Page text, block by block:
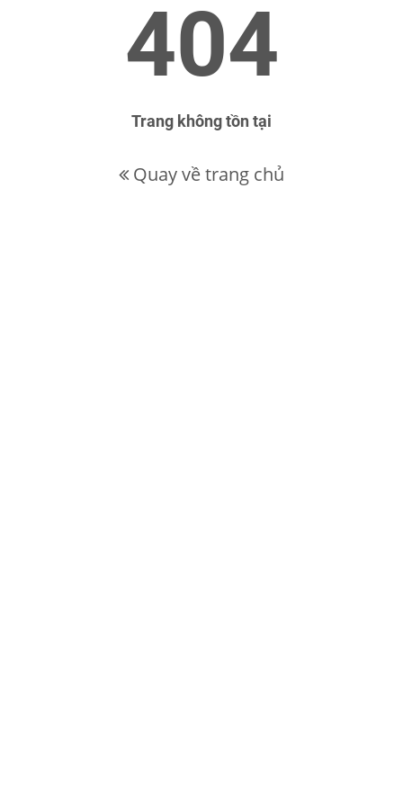
404
Trang không tồn tại
Quay về trang chủ